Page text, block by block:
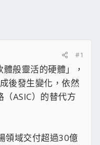
#1
般靈活的硬體」，
後發生變化，依然
ASIC）的替代方
領域交付超過30億